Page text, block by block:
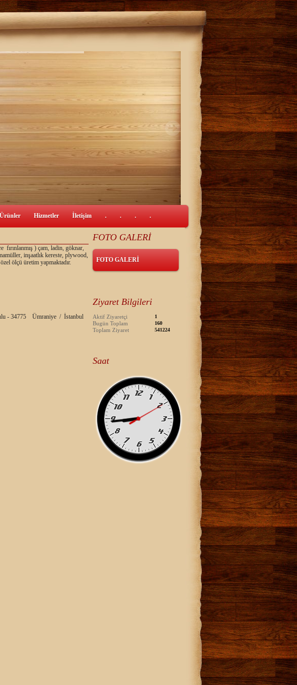
Hizmetler İletişim . . . .
) çam, ladin, göknar,
inşaatlık kereste, plywood,
ölçü üretim yapmaktadır.
- 34775 Ümraniye / İstanbul
FOTO GALERİ
FOTO GALERİ
Ziyaret Bilgileri
Aktif Ziyaretçi 1
Bugün Toplam 160
Toplam Ziyaret 541224
Saat